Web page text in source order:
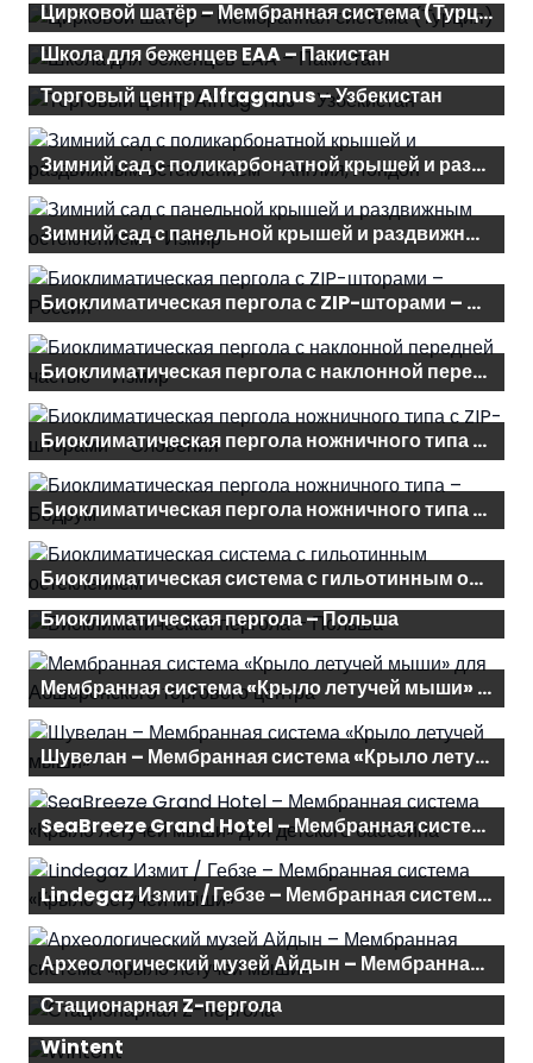
Цирковой шатёр – Мембранная система (Турция)
Школа для беженцев EAA – Пакистан
Торговый центр Alfraganus – Узбекистан
Зимний сад с поликарбонатной крышей и раздвижным остеклением – Англия, Лондон
Зимний сад с панельной крышей и раздвижным остеклением – Измир
Биоклиматическая пергола с ZIP-шторами – Россия
Биоклиматическая пергола с наклонной передней частью – Измир
Биоклиматическая пергола ножничного типа с ZIP-шторами – Словения
Биоклиматическая пергола ножничного типа – Бодрум
Биоклиматическая система с гильотинным остеклением
Биоклиматическая пергола – Польша
Мембранная система «Крыло летучей мыши» для Абшеронского торгового центра
Шувелан – Мембранная система «Крыло летучей мыши»
SeaBreeze Grand Hotel – Мембранная система «Крыло летучей мыши» для детского бассейна
Lindegaz Измит / Гебзе – Мембранная система «Крыло летучей мыши»
Археологический музей Айдын – Мембранная система «крыло летучей мыши»
Стационарная Z-пергола
Wintent